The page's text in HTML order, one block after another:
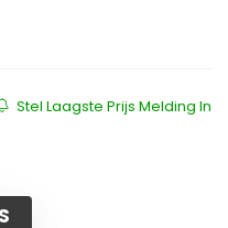
Stel Laagste Prijs Melding In
prijs was:
prijs is: €42.00.